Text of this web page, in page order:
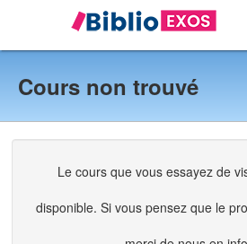
Cours non trouvé
Le cours que vous essayez de
disponible. Si vous pensez que le